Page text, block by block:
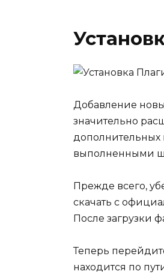
Добавление
значительно
дополнительных
выполненными
Прежде всего,
скачать с
После загрузки
Теперь
находится по